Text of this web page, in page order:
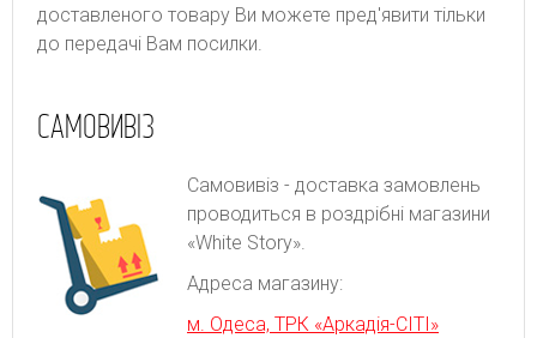
доставленого товару Ви можете пред'явити тільки
до передачі Вам посилки.
САМОВИВІЗ
Самовивіз - доставка замовлень
проводиться в роздрібні магазини
«White Story».
Адреса магазину:
м. Одеса, ТРК «Аркадія-СІТІ»